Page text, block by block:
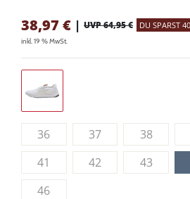
38,97 € | UVP 64,95 € DU SPARST
inkl. 19 % MwSt.
36 37 38
41
42 43
46